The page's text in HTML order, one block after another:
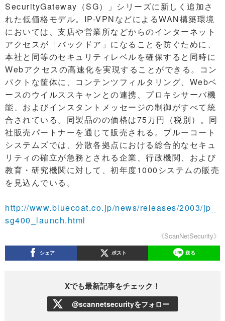
SecurityGateway（SG）」シリーズに新しく追加さ
れた低価格モデル。IP-VPNなどによるWAN構築環境
においては、支店や営業所などからのインターネット
アクセスが「バックドア」になることを防ぐために、
本社と同等のセキュリティレベルを確保すると同時に
Webアクセスの高速化を実現することができる。コン
パクトな筐体に、コンテンツフィルタリング、Webベ
ースのウイルススキャンとの連携、プロキシサーバ機
能、およびインスタントメッセージの制御がすべて統
合されている。同製品のの価格は75万円（税別）。同
社販売パートナーを通じて販売される。ブルーコート
システムズでは、分散各拠点における総合的なセキュ
リティの確立が急務とされる企業、行政機関、および
教育・研究機関に対して、初年度1000システムの販売
を見込んでいる。
http://www.bluecoat.co.jp/news/releases/2003/jp_
sg400_launch.html
《ScanNetSecurity》
シェア ポスト 送る
Xでも最新記事をチェック！
@scannetsecurityをフォロー